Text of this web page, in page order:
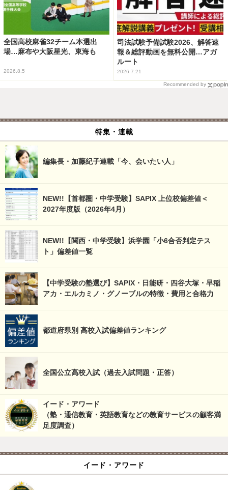
全国高校麻雀32チーム本選出
場…麻布や大阪星光、東海も
2026.8.5
司法試験予備試験2026、解答速
報＆総評動画を無料公開…アガ
ルート
2026.7.21
Recommended by
特集・連載
編集長・加藤紀子連載「今、会いたい人」
NEW!!【首都圏・中学受験】SAPIX 上位校偏差値＜
2027年度版（2026年4月）
NEW!!【関西・中学受験】浜学園「小6合否判定テス
ト」偏差値一覧
【中学受験の塾選び】SAPIX・日能研・四谷大塚・早稲
アカ・エルカミノ・グノーブルの特徴・費用と合格力
都道府県別 高校入試偏差値ランキング
全国公立高校入試（過去入試問題・正答）
イード・アワード
（塾・通信教育・英語教育などの教育サービスの顧客満
足度調査）
イード・アワード